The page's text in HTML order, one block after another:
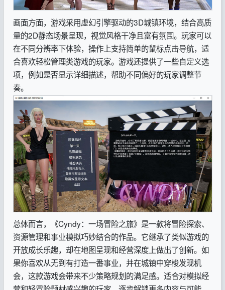
画面方面，游戏采用虚幻引擎驱动的3D城镇环境，结合高质
量的2D静态场景呈现，视觉风格干净且富有氛围。玩家可以
在不同分辨率下体验，操作上支持简单的鼠标点击导航，适
合喜欢轻松管理类游戏的玩家。游戏还提供了一些自定义选
项，例如是否显示详细描述，帮助不同偏好的玩家调整节
奏。
总体而言，《Cyndy：一场冒险之旅》是一款将冒险探索、
资源管理和事业模拟巧妙结合的作品。它继承了类似游戏的
开放成长乐趣，却在地图呈现和经营深度上做出了创新。如
果你喜欢从无到有打造一番事业，并在城镇中穿梭发现机
会，这款游戏会带来不少策略规划的满足感。适合对模拟经